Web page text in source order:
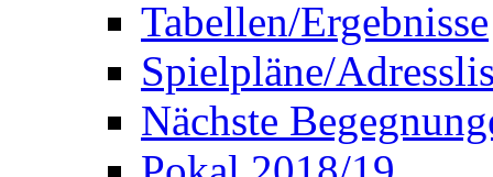
Tabellen/Ergebnisse
Spielpläne/
Nächste